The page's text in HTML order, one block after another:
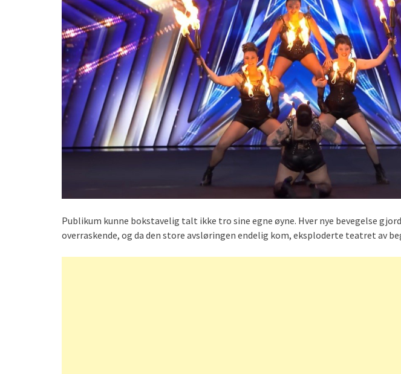
Publikum kunne bokstavelig talt ikke tro sine egne øyne. Hver nye bevegelse
overraskende, og da den store avsløringen endelig kom, eksploderte teatret av